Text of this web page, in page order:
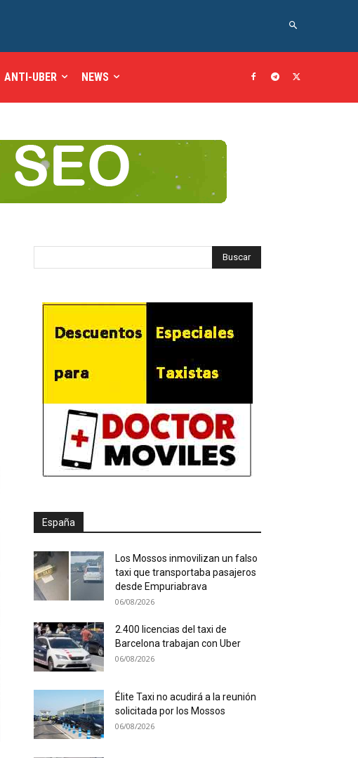
ANTI-UBER NEWS
España
Los Mossos inmovilizan un falso
taxi que transportaba pasajeros
desde Empuriabrava
06/08/2026
2.400 licencias del taxi de
Barcelona trabajan con Uber
06/08/2026
Élite Taxi no acudirá a la reunión
solicitada por los Mossos
06/08/2026